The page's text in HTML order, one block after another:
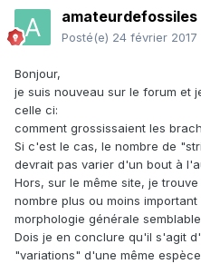
amateurdefossiles
Posté(e) 24 février 2017
Bonjour,
je suis nouveau sur le forum et
celle ci:
comment grossissaient les
Si c'est le cas, le nombre de
devrait pas varier d'un bout à
Hors, sur le même site, je
nombre plus ou moins
morphologie générale
Dois je en conclure qu'il s'agit
"variations" d'une même